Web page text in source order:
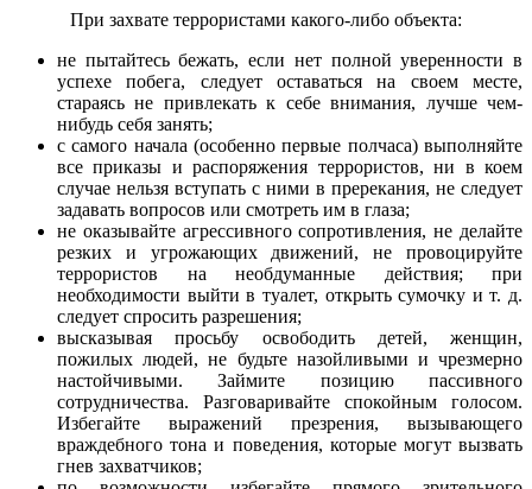
При захвате террористами какого-либо объекта:
не пытайтесь бежать, если нет полной уверенности в
успехе побега, следует оставаться на своем месте,
стараясь не привлекать к себе внимания, лучше чем-
нибудь себя занять;
с самого начала (особенно первые полчаса) выполняйте
все приказы и распоряжения террористов, ни в коем
случае нельзя вступать с ними в пререкания, не следует
задавать вопросов или смотреть им в глаза;
не оказывайте агрессивного сопротивления, не делайте
резких и угрожающих движений, не провоцируйте
террористов на необдуманные действия; при
необходимости выйти в туалет, открыть сумочку и т. д.
следует спросить разрешения;
высказывая просьбу освободить детей, женщин,
пожилых людей, не будьте назойливыми и чрезмерно
настойчивыми. Займите позицию пассивного
сотрудничества. Разговаривайте спокойным голосом.
Избегайте выражений презрения, вызывающего
враждебного тона и поведения, которые могут вызвать
гнев захватчиков;